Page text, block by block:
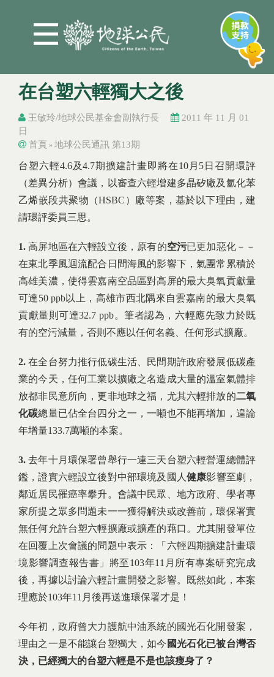
在台塑六輕獨大之後
王敏玲/地球公民基金會副執行長
2011 年 11 月 01
日
您在這裡
首頁 » 地球公民通訊 第13期
您在這裡
台塑六輕4.6及4.7期擴建計畫即將在10月5日召開環評
（差異分析）會議，以審查六輕增建多晶矽廠及氫化苯
乙烯嵌段共聚物（HSBC）廠等案，基於以下理由，建
請環評委員三思。
1. 高屏地區在六輕設立後，原有的空污已更加惡化－－
在東北季風迴流配合日間海風的影響下，氣團常累積於
高雄美濃，使得雲嘉南空品區對高屏的最大臭氧貢獻量
可達50 ppb以上，高雄市西北隅來自雲嘉南的最大臭氧
貢獻量則可達32.7 ppb。筆者認為，六輕應先致力於既
有的空污減量，否則不應以任何名義、任何形式擴廠。
2.在全台努力推行低碳生活、民間期許政府發展低碳產
業的今天，任何工業以擴廠之名造成大量的溫室氣體排
放都非民意所向，更非地球之福，尤其六輕排放的二氧
化碳總量已佔全台四分之一，一噸也不能再增加，遑論
年增量133.7萬噸的本案。
3.去年十月環保署曾舉行一連三天台塑六輕營運總體評
鑑，證實六輕設立後對中部環境及國人 健康影響至劇，
鄰近居民罹癌率攀升。會議中民眾、地方政府、學者專
家所提之眾多問題未一一獲得解決或改善前，環保署實
無任何允許台塑六輕擴廠或擴產的藉口。尤其開發單位
在回覆上次會議的問題中表示：「六輕四期擴建計畫環
境影響調查報告書」將至103年11月所有專案研究完成
後，再據以討論六輕計畫開發之影響。既然如此，本案
理應於103年11月後再送進環保署才是！
今年初，政府曾大力護航中油系統的國光石化開發案，
理由之一是不能讓台塑獨大，如今 國光石化已被台灣否
決，已經獨大的台塑六輕是不是也該瘦身了？